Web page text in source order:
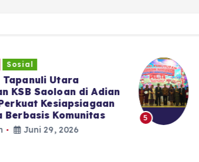
Utara
Saoloan di Adian
Kesiapsiagaan
Komunitas
Juni 29, 2026